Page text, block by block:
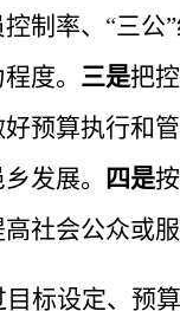
制率、 “三公”
度。 三是把
预算执行和
发展。
四是
社会公众或服
标设定、预